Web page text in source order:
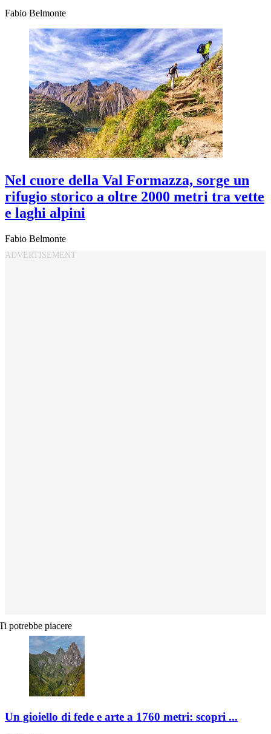
Fabio Belmonte
Nel cuore della Val Formazza, sorge un
rifugio storico a oltre 2000 metri tra vette
e laghi alpini
Fabio Belmonte
potrebbe piacere
Un gioiello di fede e arte a 1760 metri: scopri ...